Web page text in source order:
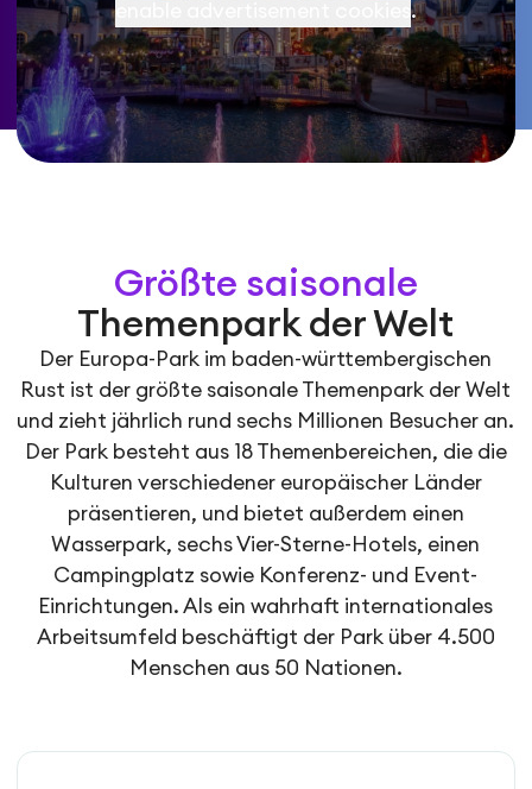
enable advertisement cookies .
Größte saisonale
Themenpark der Welt
Der Europa-Park im baden-württembergischen
Rust ist der größte saisonale Themenpark der Welt
und zieht jährlich rund sechs Millionen Besucher an.
Der Park besteht aus 18 Themenbereichen, die die
Kulturen verschiedener europäischer Länder
präsentieren, und bietet außerdem einen
Wasserpark, sechs Vier-Sterne-Hotels, einen
Campingplatz sowie Konferenz- und Event-
Einrichtungen. Als ein wahrhaft internationales
Arbeitsumfeld beschäftigt der Park über 4.500
Menschen aus 50 Nationen.